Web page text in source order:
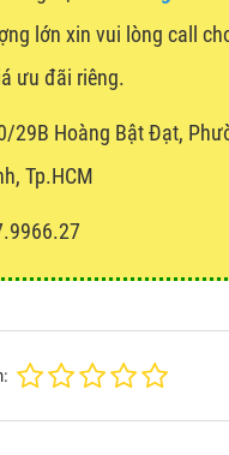
lớn xin vui lòng call
ưu đãi riêng.
29B Hoàng Bật Đạt,
Tp.HCM